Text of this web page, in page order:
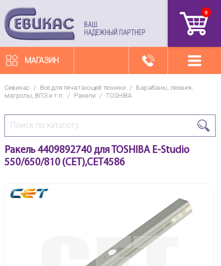
ВАШ
НАДЕЖНЫЙ ПАРТНЕР
0
МАГАЗИН
Севикас / Все для печатающей техники /
Барабаны, лезвия,
магролы, ВПЗ и т.п. / Ракели / TOSHIBA
Ракель 4409892740 для TOSHIBA E-Studio
550/650/810 (CET),CET4586